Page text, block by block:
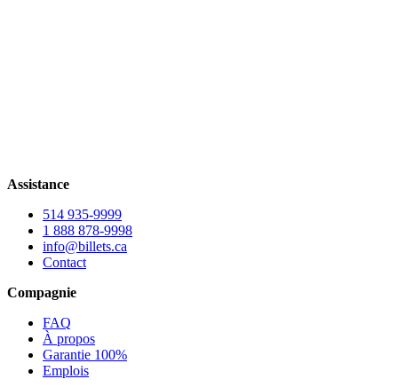
Assistance
514 935-9999
1 888 878-9998
info@billets.ca
Contact
Compagnie
FAQ
À propos
Garantie 100%
Emplois